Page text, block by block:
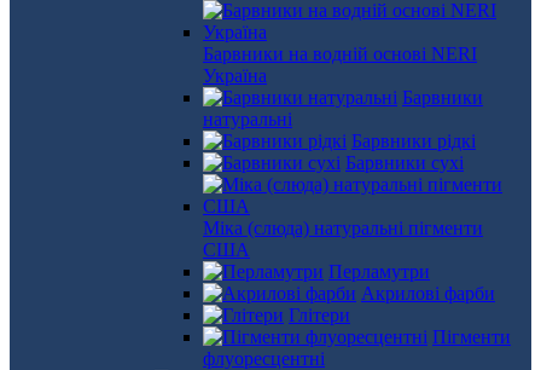
Барвники на водній основі NERI
Україна
Барвники
натуральні
Барвники рідкі
Барвники сухі
Міка (слюда) натуральні пігменти
США
Перламутри
Акрилові фарби
Глітери
Пігменти
флуоресцентні